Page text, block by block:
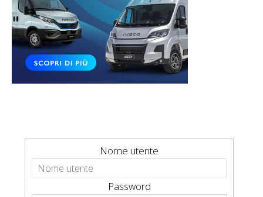
Nome utente
Password